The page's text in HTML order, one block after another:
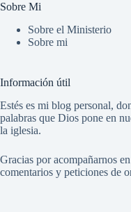
Sobre Mi
Sobre el Ministerio
Sobre mi
Información útil
Estés es mi blog personal,
palabras que Dios pone en
la iglesia.
Gracias por acompañarnos
comentarios y peticiones de